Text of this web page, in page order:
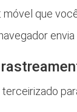
que